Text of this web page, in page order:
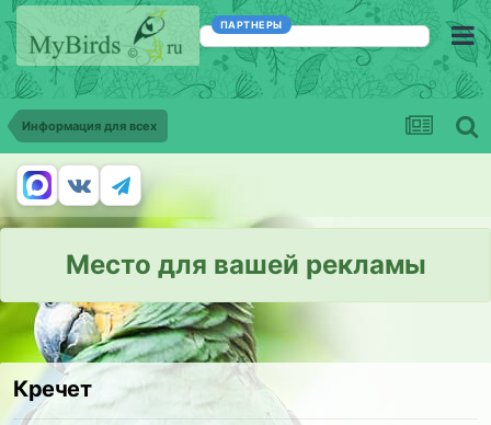
ПАРТНЕРЫ
Информация для всех
Место для вашей рекламы
Кречет